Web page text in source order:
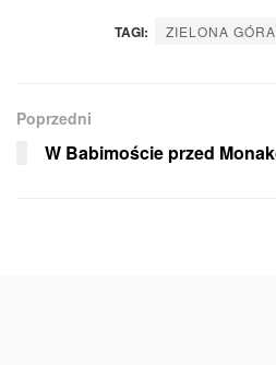
TAGI: ZIELONA GÓRA
Poprzedni
W Babimoście przed